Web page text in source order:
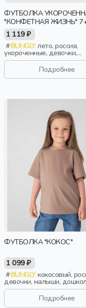
ФУТБОЛКА
"КОНФЕТНАЯ ЖИЗНЬ"
1 119 ₽
BUNGLYлето, россия,
укороченные, девочки,
школьники, подростки,
Подробнее
ФУТБОЛКА "КОКОС"
1 099 ₽
BUNGLYкокосовый, россия,
девочки, малыши,
дети
Подробнее